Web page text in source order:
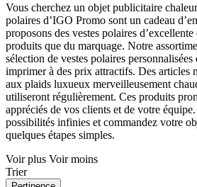
Vous cherchez un objet publicitaire
polaires d’IGO Promo sont un cadeau
proposons des vestes polaires
produits que du marquage. Notre
sélection de vestes polaires
imprimer à des prix attractifs. Des articles
aux plaids luxueux merveilleusement
utiliseront régulièrement. Ces produits
appréciés de vos clients et de votre
possibilités infinies et commandez votre
quelques étapes simples.
Voir plus Voir moins
Trier